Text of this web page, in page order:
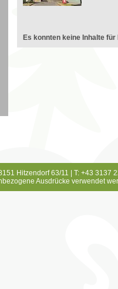
Es konnten keine Inhalte
Hitzendorf 63/11 | T: +43 3137
Ausdrücke verwendet